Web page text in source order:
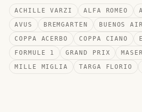
ACHILLE VARZI ALFA ROMEO
AVUS
BREMGARTEN BUENOS
COPPA ACERBO
COPPA CIANO
FORMULE 1
GRAND PRIX
MILLE MIGLIA
TARGA FLORIO